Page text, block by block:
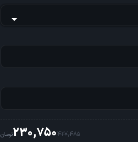
427,485
230,750تومان